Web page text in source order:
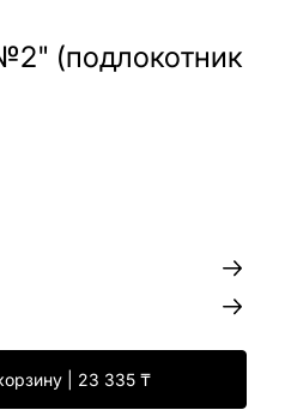
(подлокотник
| 23 335₸